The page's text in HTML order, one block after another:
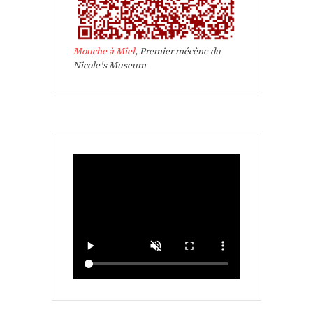
Mouche à Miel, Premier mécène du
Nicole's Museum